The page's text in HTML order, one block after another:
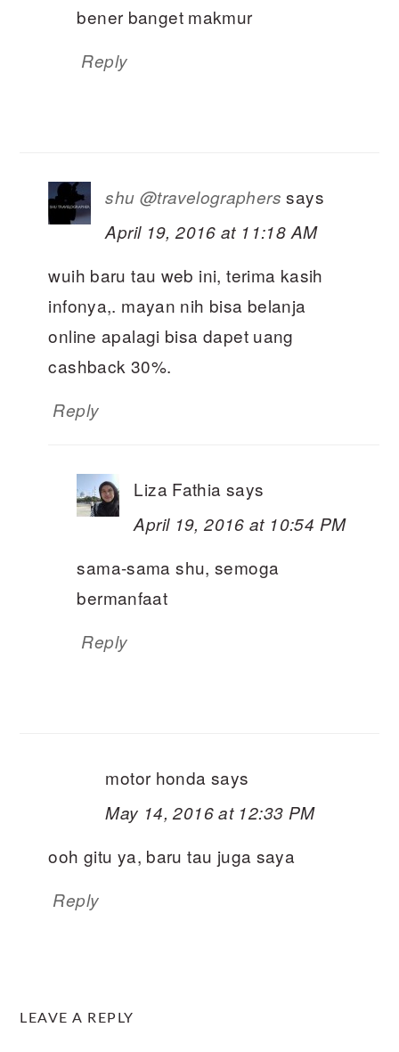
bener banget makmur
Reply
shu @travelographers says
April 19, 2016 at 11:18 AM
wuih baru tau web ini, terima kasih
infonya,. mayan nih bisa belanja
online apalagi bisa dapet uang
cashback 30%.
Reply
Liza Fathia says
April 19, 2016 at 10:54 PM
sama-sama shu, semoga
bermanfaat
Reply
motor honda says
May 14, 2016 at 12:33 PM
ooh gitu ya, baru tau juga saya
Reply
LEAVE A REPLY